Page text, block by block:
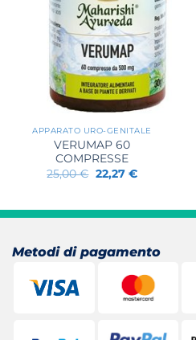
APPARATO URO-GENITALE
VERUMAP 60
COMPRESSE
25,00€ Il
prezzo
25,00 €.
22,27 €Il
22,27 €.
Metodi di pagamento